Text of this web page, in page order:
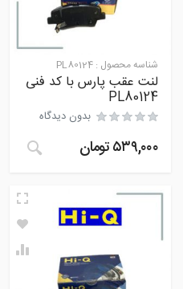
شناسه محصول : PL80124
لنت عقب پارس با کد فنی
PL80124
بدون دیدگاه
۵۳۹,۰۰۰تومان